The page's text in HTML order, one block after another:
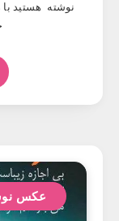
نوشته هستید
عکس